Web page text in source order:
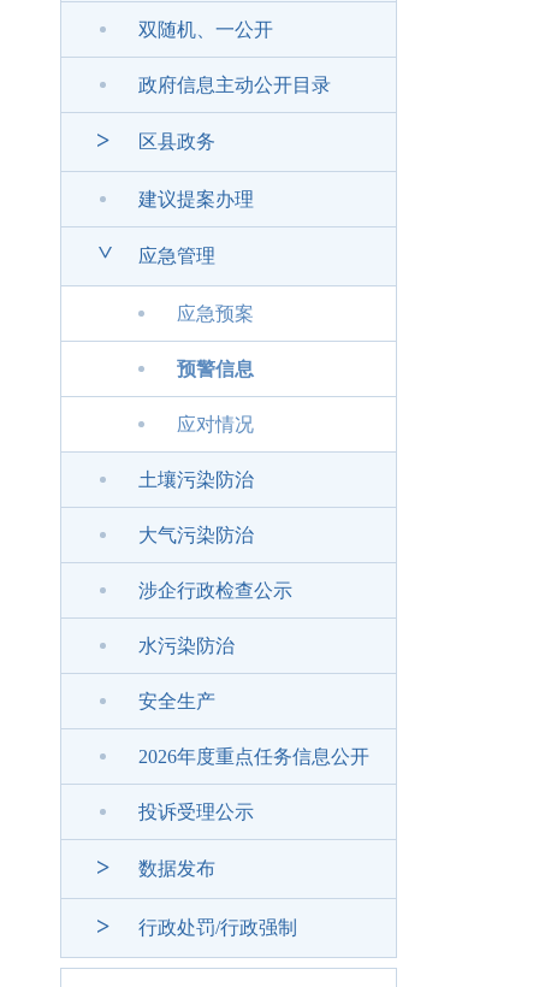
双随机、一公开
政府信息主动公开目录
> 区县政务
建议提案办理
> 应急管理
应急预案
预警信息
应对情况
土壤污染防治
大气污染防治
涉企行政检查公示
水污染防治
安全生产
2026年度重点任务信息公开
投诉受理公示
> 数据发布
> 行政处罚/行政强制